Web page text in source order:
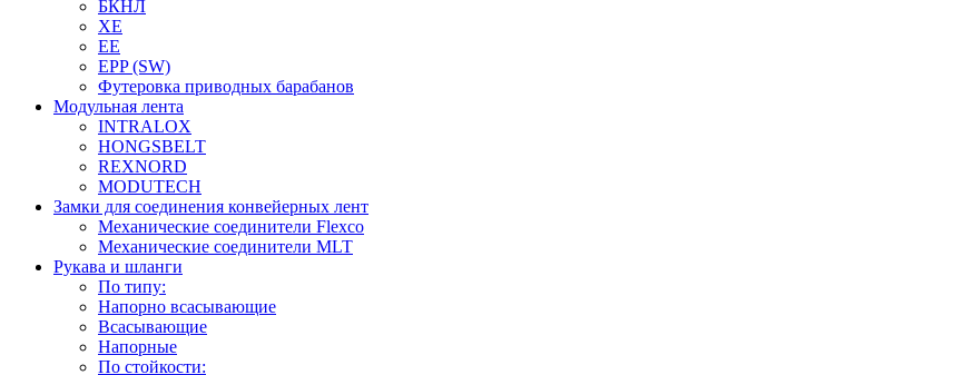
БКНЛ
XE
EE
EPP (SW)
Футеровка приводных барабанов
Модульная лента
INTRALOX
HONGSBELT
REXNORD
MODUTECH
Замки для соединения конвейерных лент
Механические соединители Flexco
Механические соединители MLT
Рукава и шланги
По типу:
Напорно всасывающие
Всасывающие
Напорные
По стойкости: